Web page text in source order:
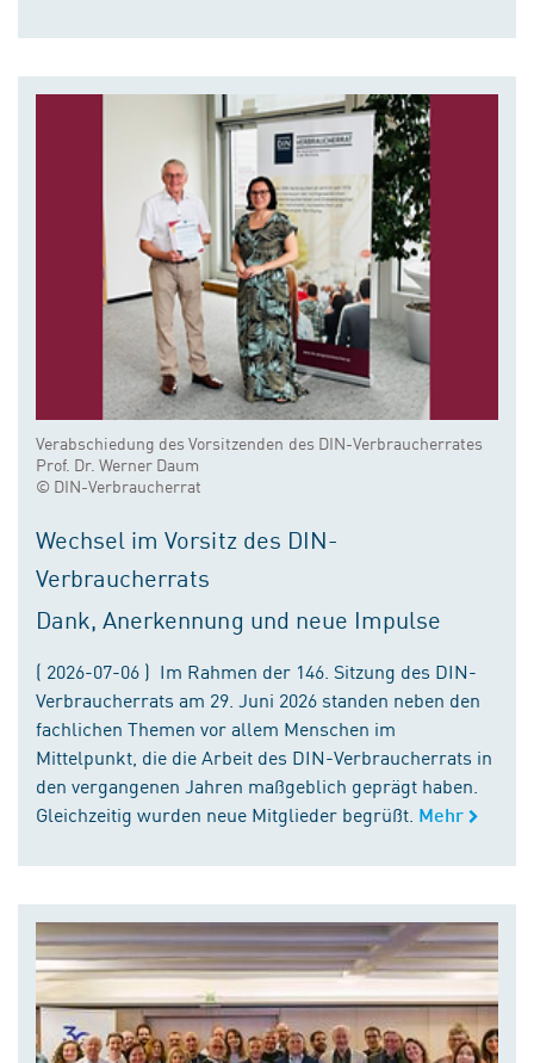
Verabschiedung des Vorsitzenden des DIN-Verbraucherrates
Prof. Dr. Werner Daum
© DIN-Verbraucherrat
Wechsel im Vorsitz des DIN-
Verbraucherrats
Dank, Anerkennung und neue Impulse
( 2026-07-06 ) Im Rahmen der 146. Sitzung des DIN-
Verbraucherrats am 29. Juni 2026 standen neben den
fachlichen Themen vor allem Menschen im
Mittelpunkt, die die Arbeit des DIN-Verbraucherrats in
den vergangenen Jahren maßgeblich geprägt haben.
Gleichzeitig wurden neue Mitglieder begrüßt. Mehr